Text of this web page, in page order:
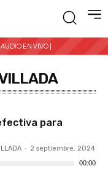
EN VIVO |
para
- 2 septiembre, 2024
00:00